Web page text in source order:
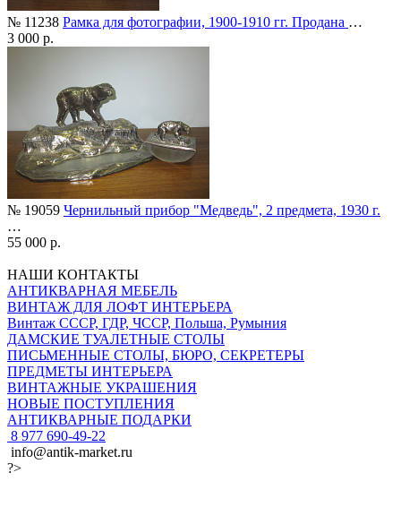
№ 11238 Рамка для фотографии, 1900-1910 гг. Продана …
3 000 р.
№ 19059 Чернильный прибор "Медведь", 2 предмета, 1930 г.
…
55 000 р.
НАШИ КОНТАКТЫ
АНТИКВАРНАЯ МЕБЕЛЬ
ВИНТАЖ ДЛЯ ЛОФТ ИНТЕРЬЕРА
Винтаж СССР, ГДР, ЧССР, Польша, Румыния
ДАМСКИЕ ТУАЛЕТНЫЕ СТОЛЫ
ПИСЬМЕННЫЕ СТОЛЫ, БЮРО, СЕКРЕТЕРЫ
ПРЕДМЕТЫ ИНТЕРЬЕРА
ВИНТАЖНЫЕ УКРАШЕНИЯ
НОВЫЕ ПОСТУПЛЕНИЯ
АНТИКВАРНЫЕ ПОДАРКИ
8 977 690-49-22
info@antik-market.ru
?>